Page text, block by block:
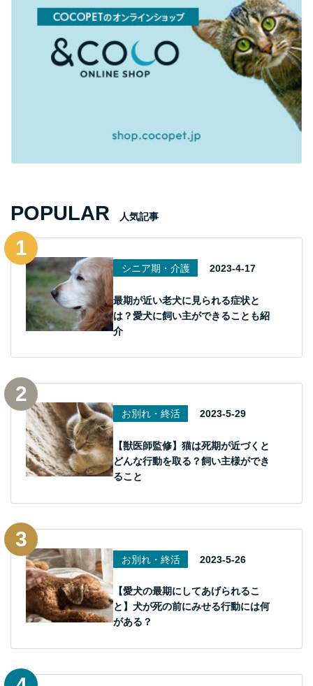
POPULAR 人気記事
シニア期・介護 2023-4-17
最期が近い老犬に見られる症状と
は？愛犬に飼い主ができることも紹
介
お別れ・終活 2023-5-29
【獣医師監修】猫は死期が近づくと
どんな行動を取る？飼い主様ができ
ること
お別れ・終活 2023-5-26
【愛犬の最期にしてあげられるこ
と】犬が死の前にみせる行動には何
がある？